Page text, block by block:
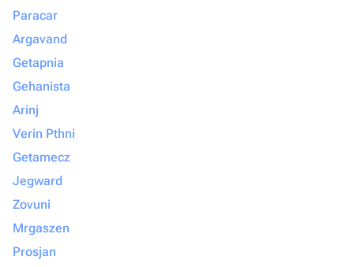
Paracar
Argavand
Getapnia
Gehanista
Arinj
Verin Pthni
Getamecz
Jegward
Zovuni
Mrgaszen
Prosjan